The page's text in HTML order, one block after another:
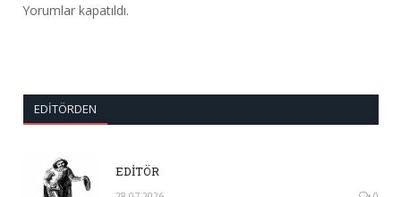
Yorumlar kapatıldı.
EDITÖRDEN
EDİTÖR